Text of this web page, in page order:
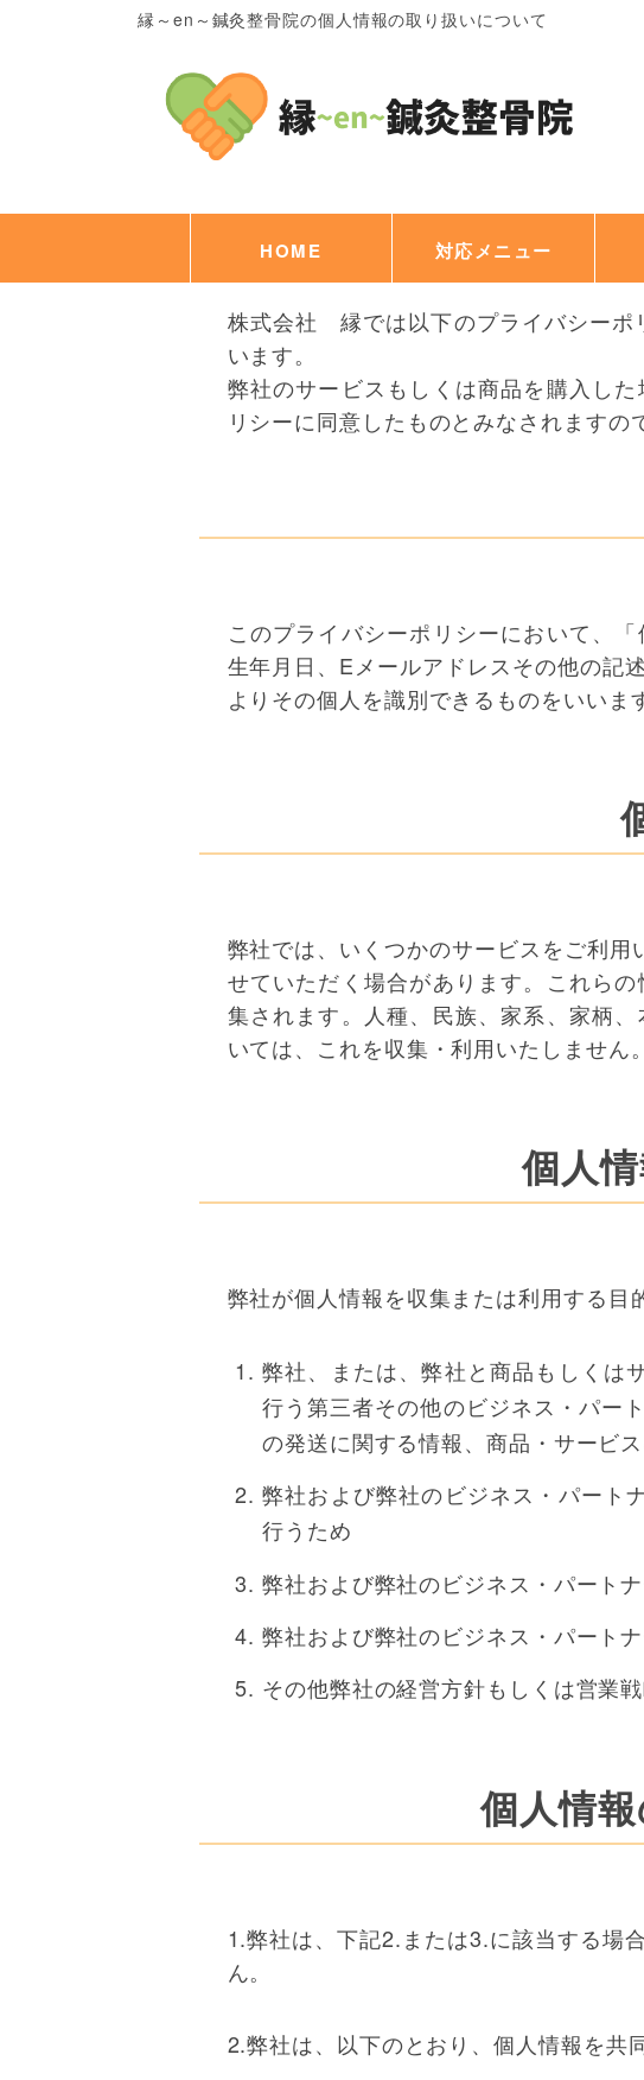
縁～en～鍼灸整骨院の個人情報の取り扱いについて
HOME 対応メニュー
株式会社 縁では以下のプライバシーポ
います。
弊社のサービスもしくは商品を購入し
リシーに同意したものとみなされますの
このプライバシーポリシーにおいて、
生年月日、Eメールアドレスその他の記
よりその個人を識別できるものをいいま
弊社では、いくつかのサービスをご利
せていただく場合があります。これら
集されます。人種、民族、家系、家柄
いては、これを収集・利用いたしません。
個人
弊社が個人情報を収集または利用する目
弊社、または、弊社と商品もしくは
行う第三者その他のビジネス・パー
の発送に関する情報、商品・サービ
弊社および弊社のビジネス・パート
行うため
弊社および弊社のビジネス・パート
弊社および弊社のビジネス・パート
その他弊社の経営方針もしくは営業
個人情
1.弊社は、下記2.または3.に該当する場
ん。
2.弊社は、以下のとおり、個人情報を共